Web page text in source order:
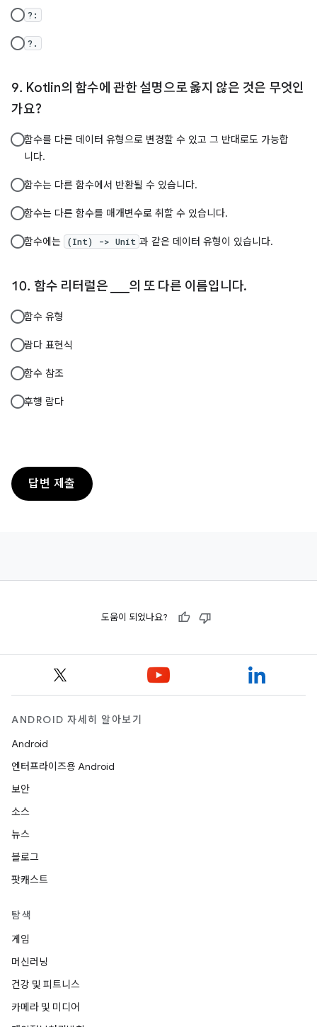
?:
?.
Kotlin의 함수에 관한 설명으로 옳지 않은 것은 무엇인
가요?
함수를 다른 데이터 유형으로 변경할 수 있고 그 반대로도 가능합
니다.
함수는 다른 함수에서 반환될 수 있습니다.
함수는 다른 함수를 매개변수로 취할 수 있습니다.
함수에는 (Int) -> Unit 과 같은 데이터 유형이 있습니다.
함수 리터럴은 ___의 또 다른 이름입니다.
함수 유형
람다 표현식
함수 참조
후행 람다
답변 제출
도움이 되었나요?
ANDROID 자세히 알아보기
Android
엔터프라이즈용 Android
보안
소스
뉴스
블로그
팟캐스트
탐색
게임
머신러닝
건강 및 피트니스
카메라 및 미디어